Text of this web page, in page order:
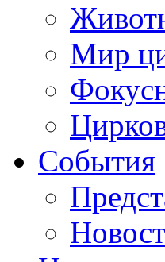
Мир
События